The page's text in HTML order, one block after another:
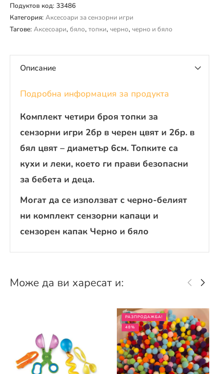
Подуктов код: 33486
Категория: Аксесоари за сензорни игри
Тагове: Аксесоари, бяло, топки, черно, черно и бяло
Описание
Подробна информация за продукта
Комплект четири броя топки за
сензорни игри 2бр в черен цвят и 2бр. в
бял цвят – диаметър 6см. Топките са
кухи и леки, което ги прави безопасни
за бебета и деца.
Могат да се използват с черно-белият
ни комплект сензорни капаци и
сензорен капак Черно и бяло
Може да ви харесат и:
РАЗПРОДАЖБА!
48%